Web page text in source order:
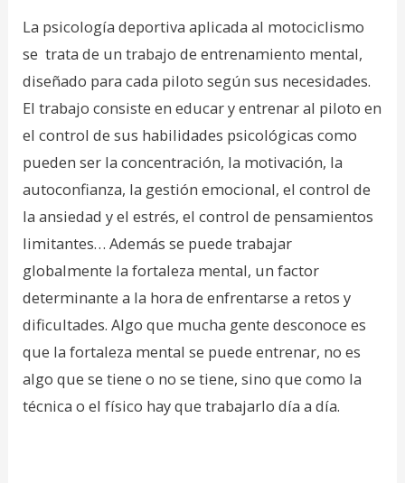
La psicología deportiva aplicada al motociclismo
se trata de un trabajo de entrenamiento mental,
diseñado para cada piloto según sus necesidades.
El trabajo consiste en educar y entrenar al piloto en
el control de sus habilidades psicológicas como
pueden ser la concentración, la motivación, la
autoconfianza, la gestión emocional, el control de
la ansiedad y el estrés, el control de pensamientos
limitantes… Además se puede trabajar
globalmente la fortaleza mental, un factor
determinante a la hora de enfrentarse a retos y
dificultades. Algo que mucha gente desconoce es
que la fortaleza mental se puede entrenar, no es
algo que se tiene o no se tiene, sino que como la
técnica o el físico hay que trabajarlo día a día.